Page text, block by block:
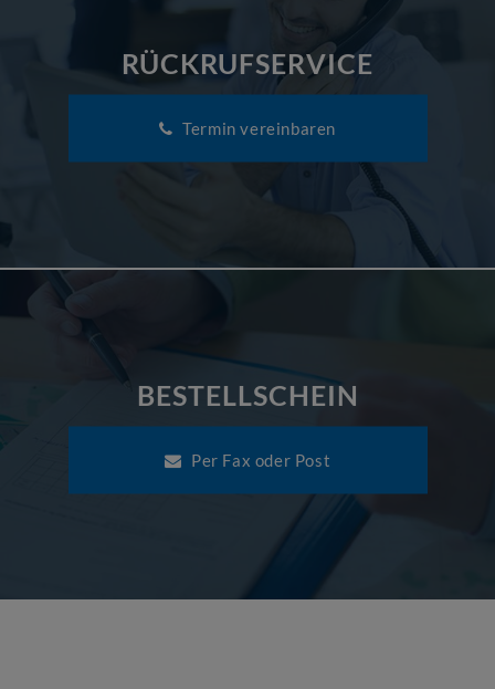
RÜCKRUFSERVICE
Termin vereinbaren
BESTELLSCHEIN
Per Fax oder Post